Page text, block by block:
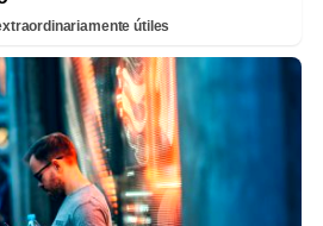
útiles